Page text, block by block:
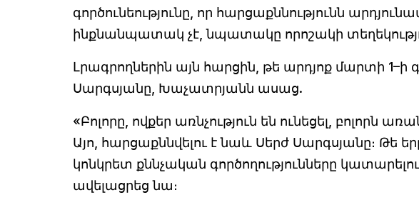
գործունեությունը, որ հարցաքննությունն
ինքնանպատակ չէ, նպատակը որոշակի
Լրագրողներին այն հարցին, թե արդյոք մարտի
Սարգսյանը, Խաչատրյանն ասաց.
«Բոլորը, ովքեր առնչություն են ունեցել, բոլորն
Այո, հարցաքննվելու է նաև Սերժ Սարգսյանը։ Թե
կոնկրետ քննչական գործողությունները
ավելացրեց նա։